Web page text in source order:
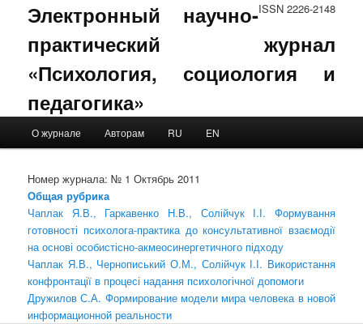
ISSN 2226-2148
Электронный научно-
практический журнал
«Психология, социология и
педагогика»
Skip to primary content
Skip to secondary content
О журнале Авторам RU EN
Номер журнала: № 1 Октябрь 2011
Общая рубрика
Чаплак Я.В., Гаркавенко Н.В., Солійчук І.І. Формування
готовності психолога-практика до консультативної взаємодії
на основі особистісно-акмеосинергетичного підходу
Чаплак Я.В., Чернописький О.М., Солійчук І.І. Використання
конфронтації в процесі надання психологічної допомоги
Дружилов С.А. Формирование модели мира человека в новой
информационной реальности